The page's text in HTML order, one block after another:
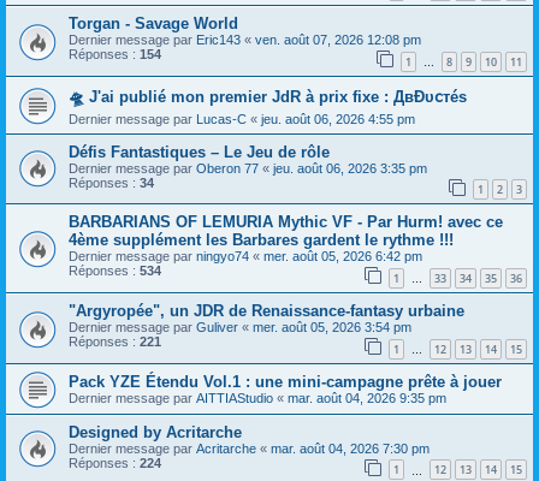
Torgan - Savage World
Dernier message par Eric143 « ven. août 07, 2026 12:08 pm
Réponses : 154 1 … 8 9 10 11
🛸 J'ai publié mon premier JdR à prix fixe : ДвĐυ𝖼тéѕ
Dernier message par Lucas-C « jeu. août 06, 2026 4:55 pm
Défis Fantastiques – Le Jeu de rôle
Dernier message par Oberon 77 « jeu. août 06, 2026 3:35 pm
Réponses : 34 1 2 3
BARBARIANS OF LEMURIA Mythic VF - Par Hurm! avec ce
4ème supplément les Barbares gardent le rythme !!!
Dernier message par ningyo74 « mer. août 05, 2026 6:42 pm
Réponses : 534 1 … 33 34 35 36
"Argyropée", un JDR de Renaissance-fantasy urbaine
Dernier message par Guliver « mer. août 05, 2026 3:54 pm
Réponses : 221 1 12 13 14 15
Pack YZE Étendu Vol.1 : une mini-campagne prête à jouer
Dernier message par AITTIAStudio « mar. août 04, 2026 9:35 pm
Designed by Acritarche
Dernier message par Acritarche « mar. août 04, 2026 7:30 pm
Réponses : 224 1 12 13 14 15